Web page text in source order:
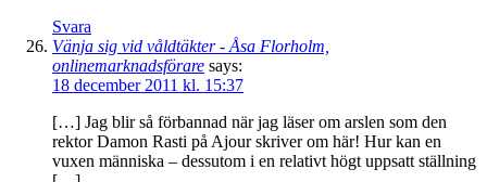
Svara
Vänja sig vid våldtäkter - Åsa Florholm,
onlinemarknadsförare says:
18 december 2011 kl. 15:37
[…] Jag blir så förbannad när jag läser om arslen som den
rektor Damon Rasti på Ajour skriver om här! Hur kan en
vuxen människa – dessutom i en relativt högt uppsatt ställning